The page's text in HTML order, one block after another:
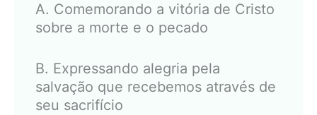
A. Comemorando a vitória de Cristo
sobre a morte e o pecado
B. Expressando alegria pela
salvação que recebemos através de
seu sacrifício